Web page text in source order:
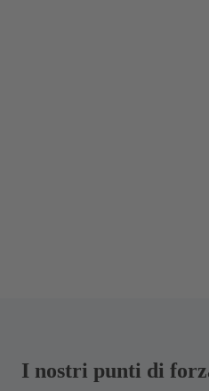
I nostri punti di